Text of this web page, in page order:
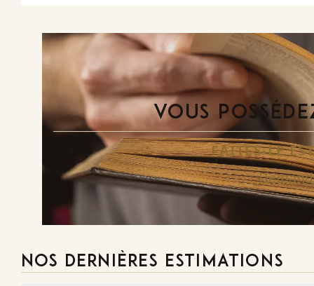
VOUS
FAITES-LE
NOS DERNIÈRES ESTIMATIONS